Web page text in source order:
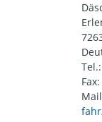
Tel.: